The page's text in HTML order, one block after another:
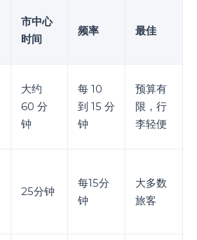
市中心
时间
频率 最佳
大约
60 分
钟
每 10
到 15 分
钟
预算有
限，行
李轻便
25分钟
每15分
钟
大多数
旅客